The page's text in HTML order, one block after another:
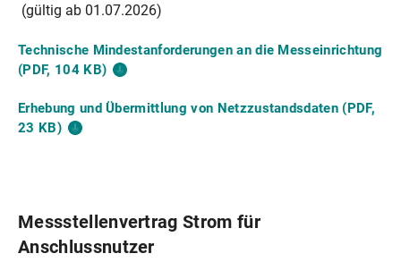
(gültig ab 01.07.2026)
Technische Mindestanforderungen an die Messeinrichtung
(PDF, 104 KB)
Erhebung und Übermittlung von Netzzustandsdaten (PDF,
23 KB)
Messstellenvertrag Strom für
Anschlussnutzer